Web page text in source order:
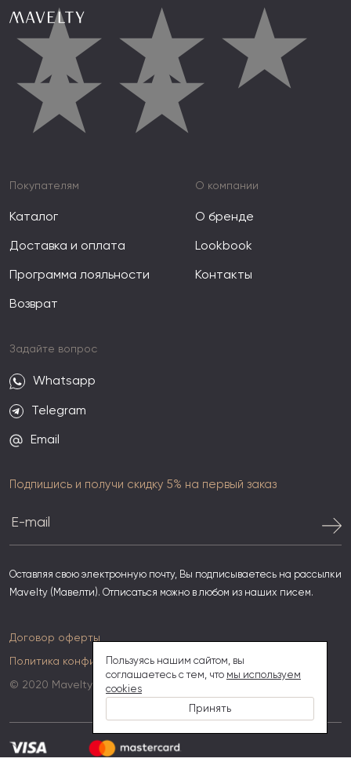
★★★
★★
Подпишись и получи скидку 5% на первый заказ
Оставляя свою электронную почту, Вы подписываетесь на рассылки
Mavelty (Мавелти). Отписаться можно в любом из наших писем.
Покупателям
Каталог
Доставка и оплата
Программа лояльности
Возврат
О компании
О бренде
Lookbook
Контакты
Задайте вопрос
Whatsapp
Telegram
Email
Договор оферты
Политика конфиденциальности
© 2020 Mavelty
Пользуясь нашим сайтом, вы
соглашаетесь с тем, что мы используем
cookies
Принять